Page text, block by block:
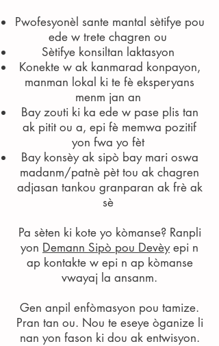
Pwofesyonèl sante mantal sètifye pou
ede w trete chagren ou
Sètifye konsiltan laktasyon
Konekte w ak kanmarad konpayon,
manman lokal ki te fè eksperyans
menm jan an
Bay zouti ki ka ede w pase plis tan
ak pitit ou a, epi fè memwa pozitif
yon fwa yo fèt
Bay konsèy ak sipò bay mari oswa
madanm/patnè pèt tou ak chagren
adjasan tankou granparan ak frè ak
sè
Pa sèten ki kote yo kòmanse? Ranpli
yon Demann Sipò pou Devèyepi n
ap kontakte w epi n ap kòmanse
vwayaj la ansanm.
Gen anpil enfòmasyon pou tamize.
Pran tan ou. Nou te eseye òganize li
nan yon fason ki dou ak entwisyon.